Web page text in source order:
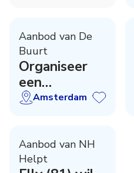
Aanbod van De
Buurt
Organiseer
een
Buurtcamping
Amsterdam
Aanbod van NH
Helpt